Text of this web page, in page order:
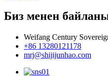
Биз менен
Weifang Century
+86 13280121178
mrj@shijijunhao.com